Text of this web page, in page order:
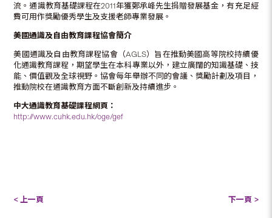
流。通識教育基礎課程在2011年獲鄭承峰先生捐贈發展基金，有充足經
費可用作獎勵優秀學生及支援老師專業發展。
美國通識及自由教育課程協會簡介
美國通識及自由教育課程協會（AGLS）旨在推動美國高等院校持續優
化通識教育課程，期望學生在本科專業以外，建立廣闊的知識基礎、技
能、價值觀及全球視野。協會每年舉辦不同的會議、獎勵計劃及項目，
推動院校在通識教育方面不斷創新及持續進步。
中大通識教育基礎課程網頁：
http://www.cuhk.edu.hk/oge/gef
< 上一頁 下一頁 >